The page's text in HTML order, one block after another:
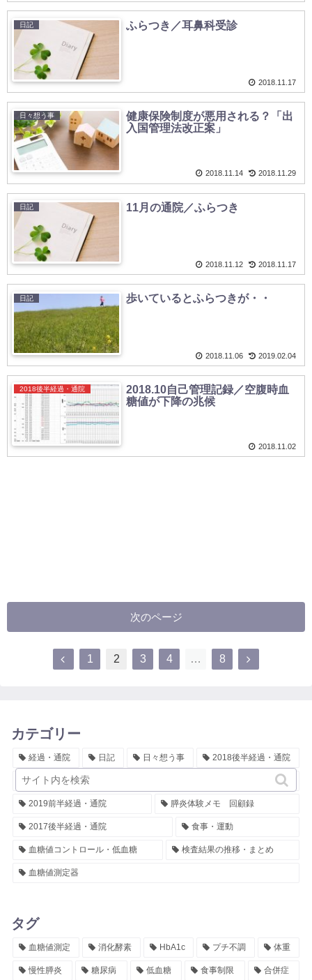
日記 ふらつき／耳鼻科受診
2018.11.17
日々想う事
健康保険制度が悪用される？「出
入国管理法改正案」
2018.11.14 2018.11.29
日記 11月の通院／ふらつき
2018.11.12 2018.11.17
日記 歩いているとふらつきが・・
2018.11.06 2019.02.04
2018後半経過・通院
2018.10自己管理記録／空腹時血
糖値が下降の兆候
2018.11.02
次のページ
1 2 3 4 … 8
カテゴリー
経過・通院 日記 日々想う事 2018後半経過・通院
糖尿病体験メモ 回顧録 血糖値
2019前半経過・通院 膵炎体験メモ 回顧録
2017後半経過・通院 食事・運動
血糖値コントロール・低血糖 検査結果の推移・まとめ
血糖値測定器
タグ
血糖値測定 消化酵素 HbA1c プチ不調 体重
慢性膵炎 糖尿病 低血糖 食事制限 合併症